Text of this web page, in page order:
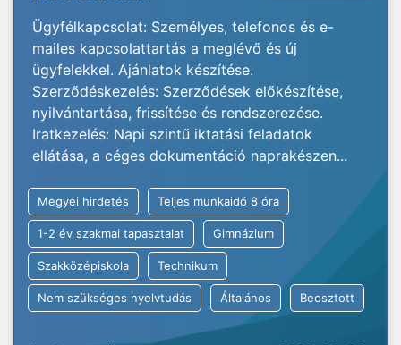
Ügyfélkapcsolat: Személyes, telefonos és e-
mailes kapcsolattartás a meglévő és új
ügyfelekkel. Ajánlatok készítése.
Szerződéskezelés: Szerződések előkészítése,
nyilvántartása, frissítése és rendszerezése.
Iratkezelés: Napi szintű iktatási feladatok
ellátása, a céges dokumentáció naprakészen...
Megyei hirdetés Teljes munkaidő 8 óra
1-2 év szakmai tapasztalat Gimnázium
Szakközépiskola Technikum
Nem szükséges nyelvtudás Általános Beosztott